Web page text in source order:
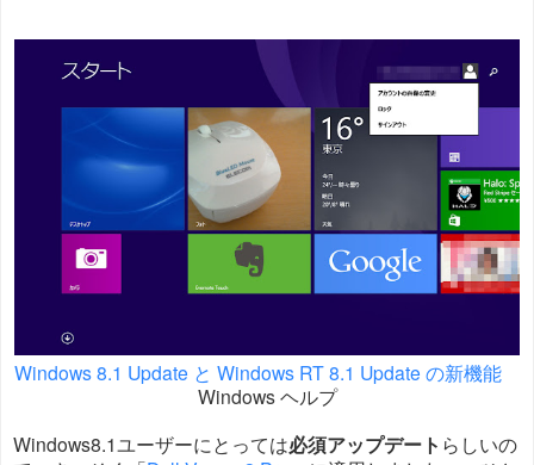
Windows 8.1 Update と Windows RT 8.1 Update の新機能
Windows ヘルプ
Windows8.1ユーザーにとっては必須アップデート らしいの